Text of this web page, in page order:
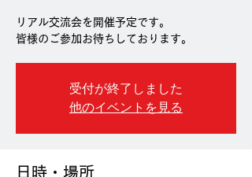
リアル交流会を開催予定です。
皆様のご参加お待ちしております。
受付が終了しました
他のイベントを見る
日時・場所